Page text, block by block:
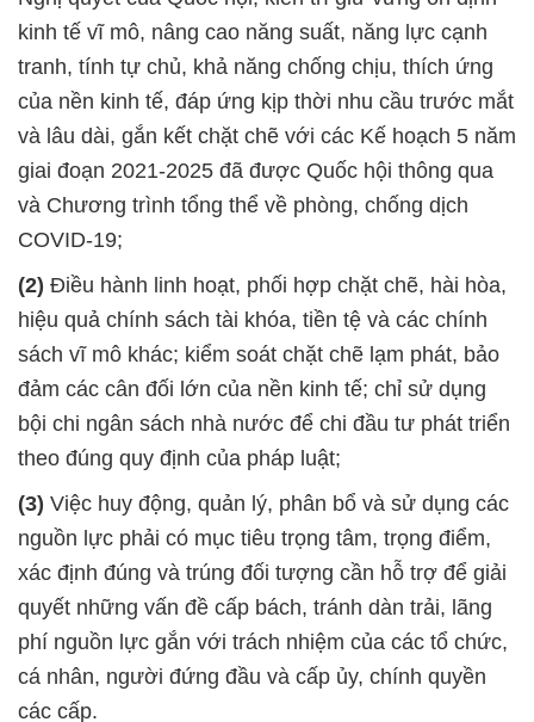
kinh tế vĩ mô, nâng cao năng suất, năng lực cạnh
tranh, tính tự chủ, khả năng chống chịu, thích ứng
của nền kinh tế, đáp ứng kịp thời nhu cầu trước mắt
và lâu dài, gắn kết chặt chẽ với các Kế hoạch 5 năm
giai đoạn 2021-2025 đã được Quốc hội thông qua
và Chương trình tổng thể về phòng, chống dịch
COVID-19;
(2) Điều hành linh hoạt, phối hợp chặt chẽ, hài hòa,
hiệu quả chính sách tài khóa, tiền tệ và các chính
sách vĩ mô khác; kiểm soát chặt chẽ lạm phát, bảo
đảm các cân đối lớn của nền kinh tế; chỉ sử dụng
bội chi ngân sách nhà nước để chi đầu tư phát triển
theo đúng quy định của pháp luật;
(3) Việc huy động, quản lý, phân bổ và sử dụng các
nguồn lực phải có mục tiêu trọng tâm, trọng điểm,
xác định đúng và trúng đối tượng cần hỗ trợ để giải
quyết những vấn đề cấp bách, tránh dàn trải, lãng
phí nguồn lực gắn với trách nhiệm của các tổ chức,
cá nhân, người đứng đầu và cấp ủy, chính quyền
các cấp.